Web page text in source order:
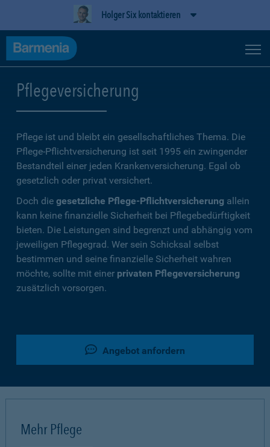
Holger Six kontaktieren
Pflegeversicherung
Pflege ist und bleibt ein gesellschaftliches Thema. Die
Pflege-Pflichtversicherung ist seit 1995 ein zwingender
Bestandteil einer jeden Krankenversicherung. Egal ob
gesetzlich oder privat versichert.
Doch die gesetzliche Pflege-Pflichtversicherung allein
kann keine finanzielle Sicherheit bei Pflegebedürftigkeit
bieten. Die Leistungen sind begrenzt und abhängig vom
jeweiligen Pflegegrad. Wer sein Schicksal selbst
bestimmen und seine finanzielle Sicherheit wahren
möchte, sollte mit einer privaten Pflegeversicherung
zusätzlich vorsorgen.
Angebot anfordern
Mehr Pflege